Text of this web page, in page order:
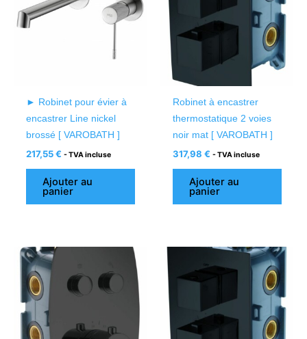
► Robinet pour évier à
encastrer Line nickel
brossé [ VAROBATH ]
217,55€ - TVA incluse
Ajouter au
panier
Robinet à encastrer
thermostatique 2 voies
noir mat [ VAROBATH ]
317,98 € - TVA incluse
Ajouter au
panier